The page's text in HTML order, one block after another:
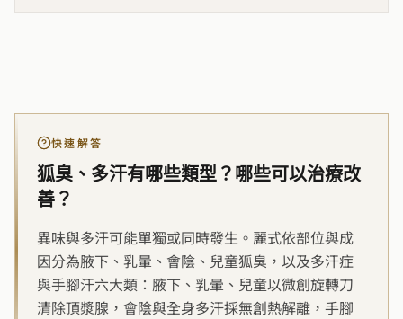
快速解答
狐臭、多汗有哪些類型？哪些可以治療改
善？
異味與多汗可能單獨或同時發生。麗式依部位與成
因分為腋下、乳暈、會陰、兒童狐臭，以及多汗症
與手腳汗六大類：腋下、乳暈、兒童以微創旋轉刀
清除頂漿腺，會陰與全身多汗採無創熱解離，手腳